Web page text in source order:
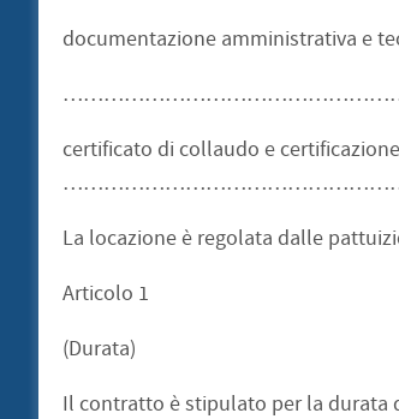
documentazione amministrativa e
certificato di collaudo e
La locazione è regolata dalle
Articolo 1
(Durata)
Il contratto è stipulato per la